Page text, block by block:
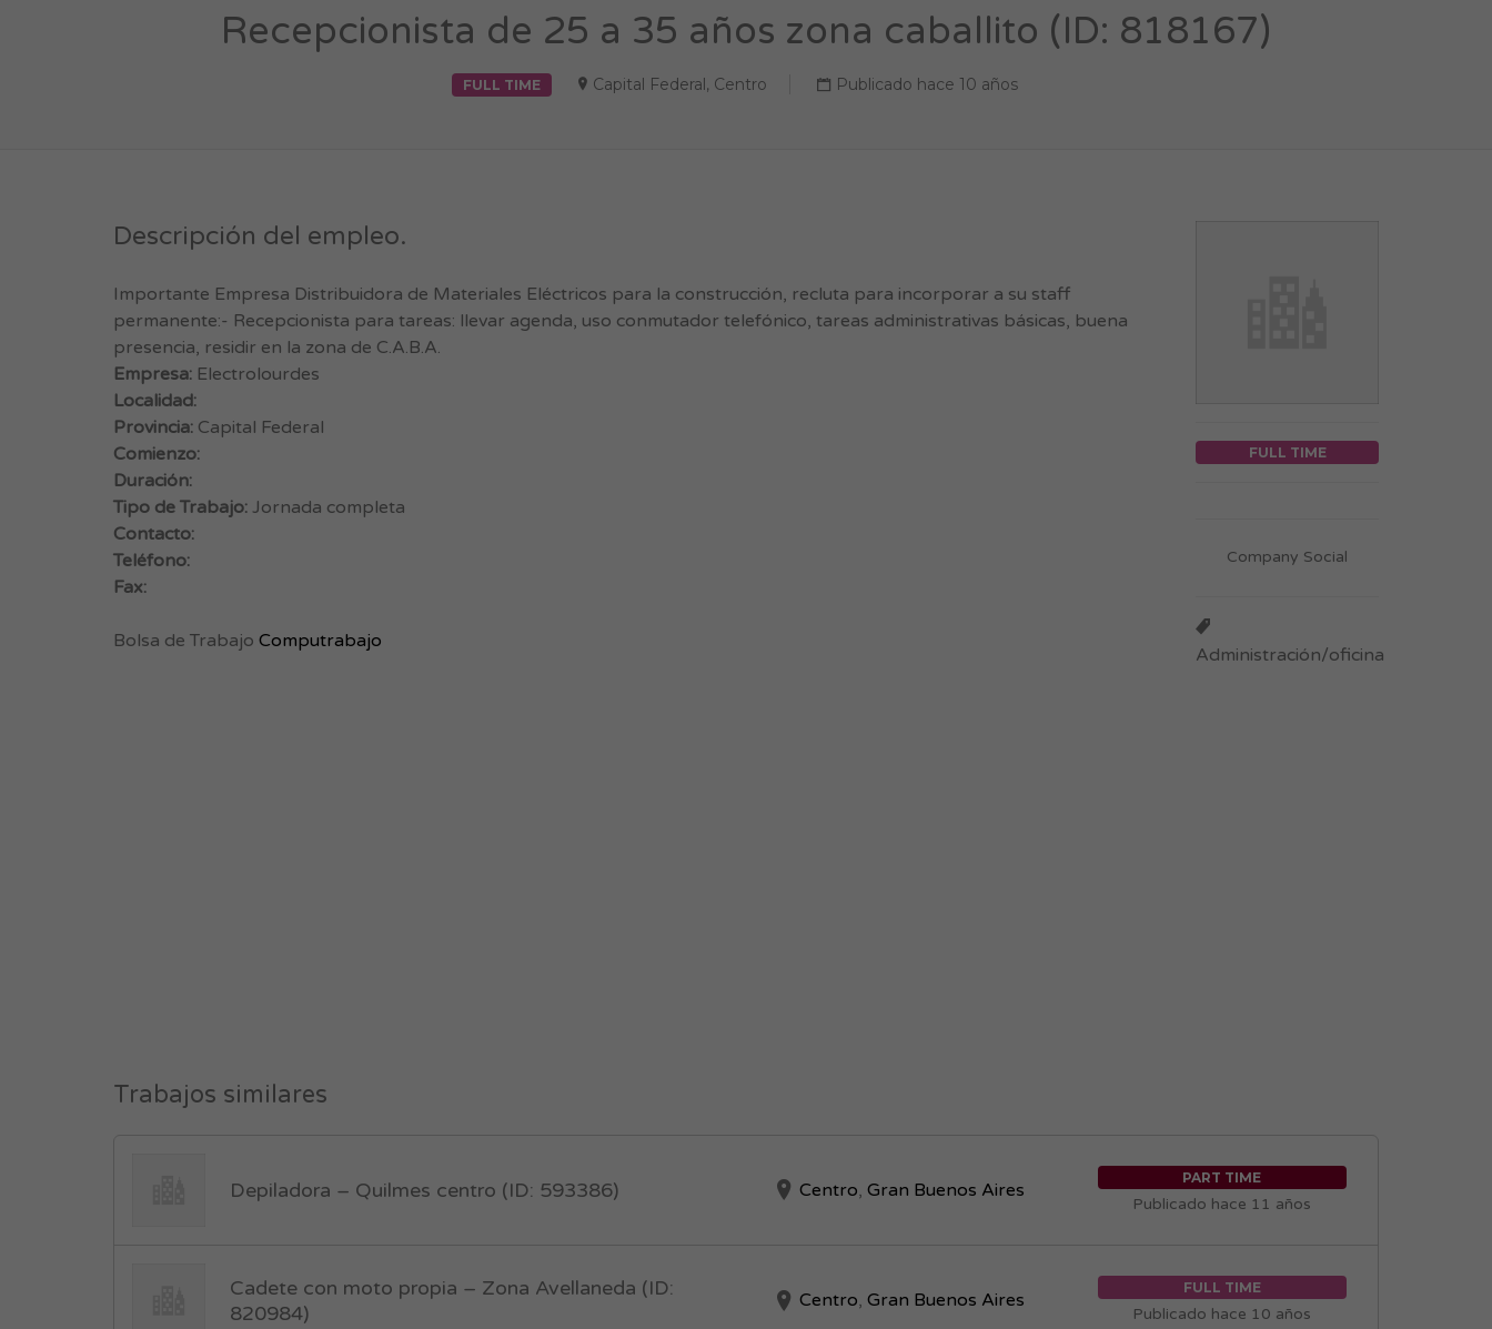
Recepcionista de 25 a 35 años zona caballito (ID: 818167)
FULL TIME Capital Federal, Centro Publicado hace 10 años
Descripción del empleo.
Importante Empresa Distribuidora de Materiales Eléctricos para la construcción, recluta para incorporar a su staff
permanente:- Recepcionista para tareas: llevar agenda, uso conmutador telefónico, tareas administrativas básicas, buena
presencia, residir en la zona de C.A.B.A.
Empresa: Electrolourdes
Localidad:
Provincia: Capital Federal
Comienzo:
Duración:
Tipo de Trabajo: Jornada completa
Contacto:
Teléfono:
Fax:
Bolsa de Trabajo Computrabajo
FULL TIME
Company Social
Administración/oficina
Trabajos similares
Depiladora – Quilmes centro (ID: 593386) Centro, Gran Buenos Aires
PART TIME
Publicado hace 11 años
Cadete con moto propia – Zona Avellaneda (ID:
820984)
Centro, Gran Buenos Aires
FULL TIME
Publicado hace 10 años